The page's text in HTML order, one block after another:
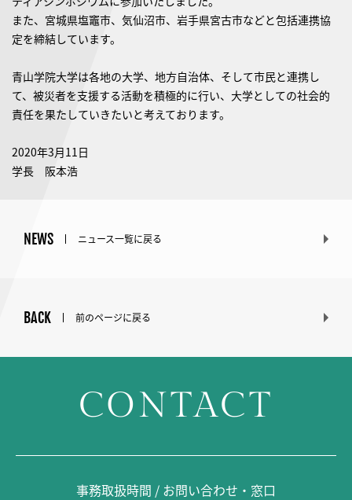
また、宮城県塩竈市、気仙沼市、岩手県宮古市などと包括連携協
定を締結しています。
青山学院大学は各地の大学、地方自治体、そして市民と連携し
て、被災者を支援する活動を積極的に行い、大学としての社会的
責任を果たしていきたいと考えております。
2020年3月11日
学長 阪本浩
NEWS ニュース一覧に戻る
BACK 前のページに戻る
CONTACT
事務取扱時間 / お問い合わせ・窓口